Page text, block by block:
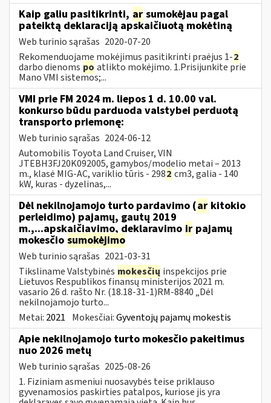
Kaip galiu pasitikrinti, ar sumokėjau pagal
pateiktą deklaraciją apskaičiuotą mokėtiną
Web turinio sąrašas 2020-07-20
Rekomenduojame mokėjimus pasitikrinti praėjus 1-2
darbo dienoms po atlikto mokėjimo. 1.Prisijunkite prie
Mano VMI sistemos;...
VMI prie FM 2024 m. liepos 1 d. 10.00 val.
konkurso būdu parduoda valstybei perduotą
transporto priemonę:
Web turinio sąrašas 2024-06-12
Automobilis Toyota Land Cruiser, VIN
JTEBH3FJ20K092005, gamybos/modelio metai – 2013
m., klasė MIG-AC, variklio tūris - 2982 cm3, galia - 140
kW, kuras - dyzelinas,...
Dėl nekilnojamojo turto pardavimo (ar kitokio
perleidimo) pajamų, gautų 2019
m.,...apskaičiavimo, deklaravimo ir pajamų
mokesčio sumokėjimo
Web turinio sąrašas 2021-03-31
Tiksliname Valstybinės mokesčių inspekcijos prie
Lietuvos Respublikos finansų ministerijos 2021 m.
vasario 26 d. rašto Nr. (18.18-31-1)RM-8840 „Dėl
nekilnojamojo turto...
Metai: 2021 Mokesčiai:Gyventojų pajamų mokestis
Apie nekilnojamojo turto mokesčio pakeitimus
nuo 2026 metų
Web turinio sąrašas 2025-08-26
1. Fiziniam asmeniui nuosavybės teise priklauso
gyvenamosios paskirties patalpos, kuriose jis yra